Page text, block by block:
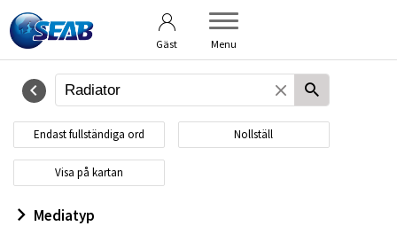
Gäst Menu
Om bildbanken
Endast fullständiga ord Nollställ
Visa på kartan
Mediatyp